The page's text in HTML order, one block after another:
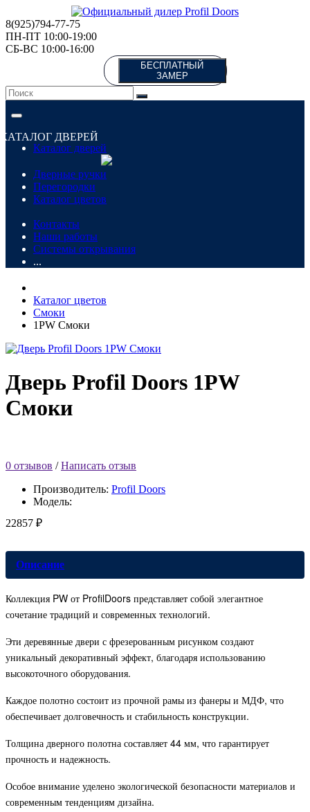
8(925)794-77-75
ПН-ПТ 10:00-19:00
СБ-ВС 10:00-16:00
БЕСПЛАТНЫЙ
ЗАМЕР
КАТАЛОГ ДВЕРЕЙ
Каталог дверей
Дверные ручки
Перегородки
Каталог цветов
Контакты
Наши работы
Системы открывания
...
Каталог цветов
Смоки
1PW Смоки
Дверь Profil Doors 1PW
Смоки
0 отзывов /Написать отзыв
Производитель: Profil Doors
Модель:
22857 ₽
Описание
Коллекция PW от ProfilDoors представляет собой элегантное
сочетание традиций и современных технологий.
Эти деревянные двери с фрезерованным рисунком создают
уникальный декоративный эффект, благодаря использованию
высокоточного оборудования.
Каждое полотно состоит из прочной рамы из фанеры и МДФ, что
обеспечивает долговечность и стабильность конструкции.
Толщина дверного полотна составляет 44 мм, что гарантирует
прочность и надежность.
Особое внимание уделено экологической безопасности материалов и
современным тенденциям дизайна.